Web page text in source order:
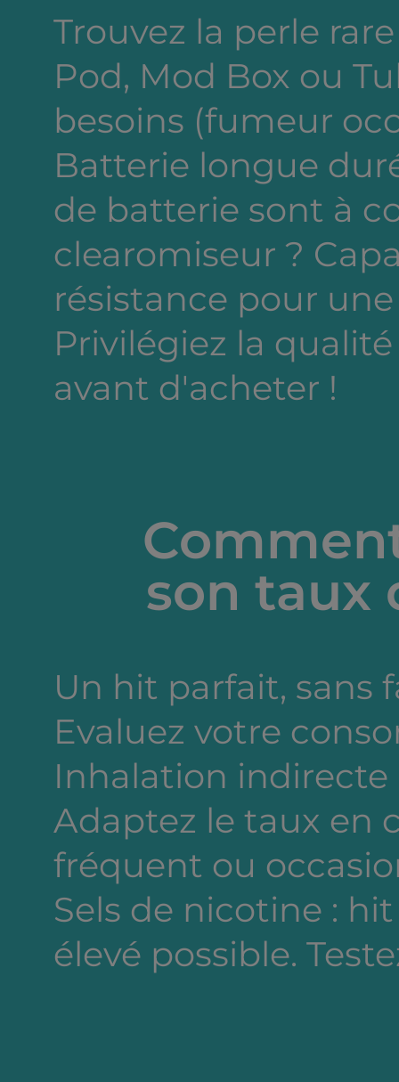
Trouvez la perle
Pod, Mod Box ou
besoins (fumeur
Batterie longue
de batterie sont à
clearomiseur ?
résistance pour
Privilégiez la
avant d'acheter !
son taux
Un hit parfait, sans
Evaluez votre
Inhalation indirecte
Adaptez le taux en
fréquent ou
Sels de nicotine :
élevé possible.